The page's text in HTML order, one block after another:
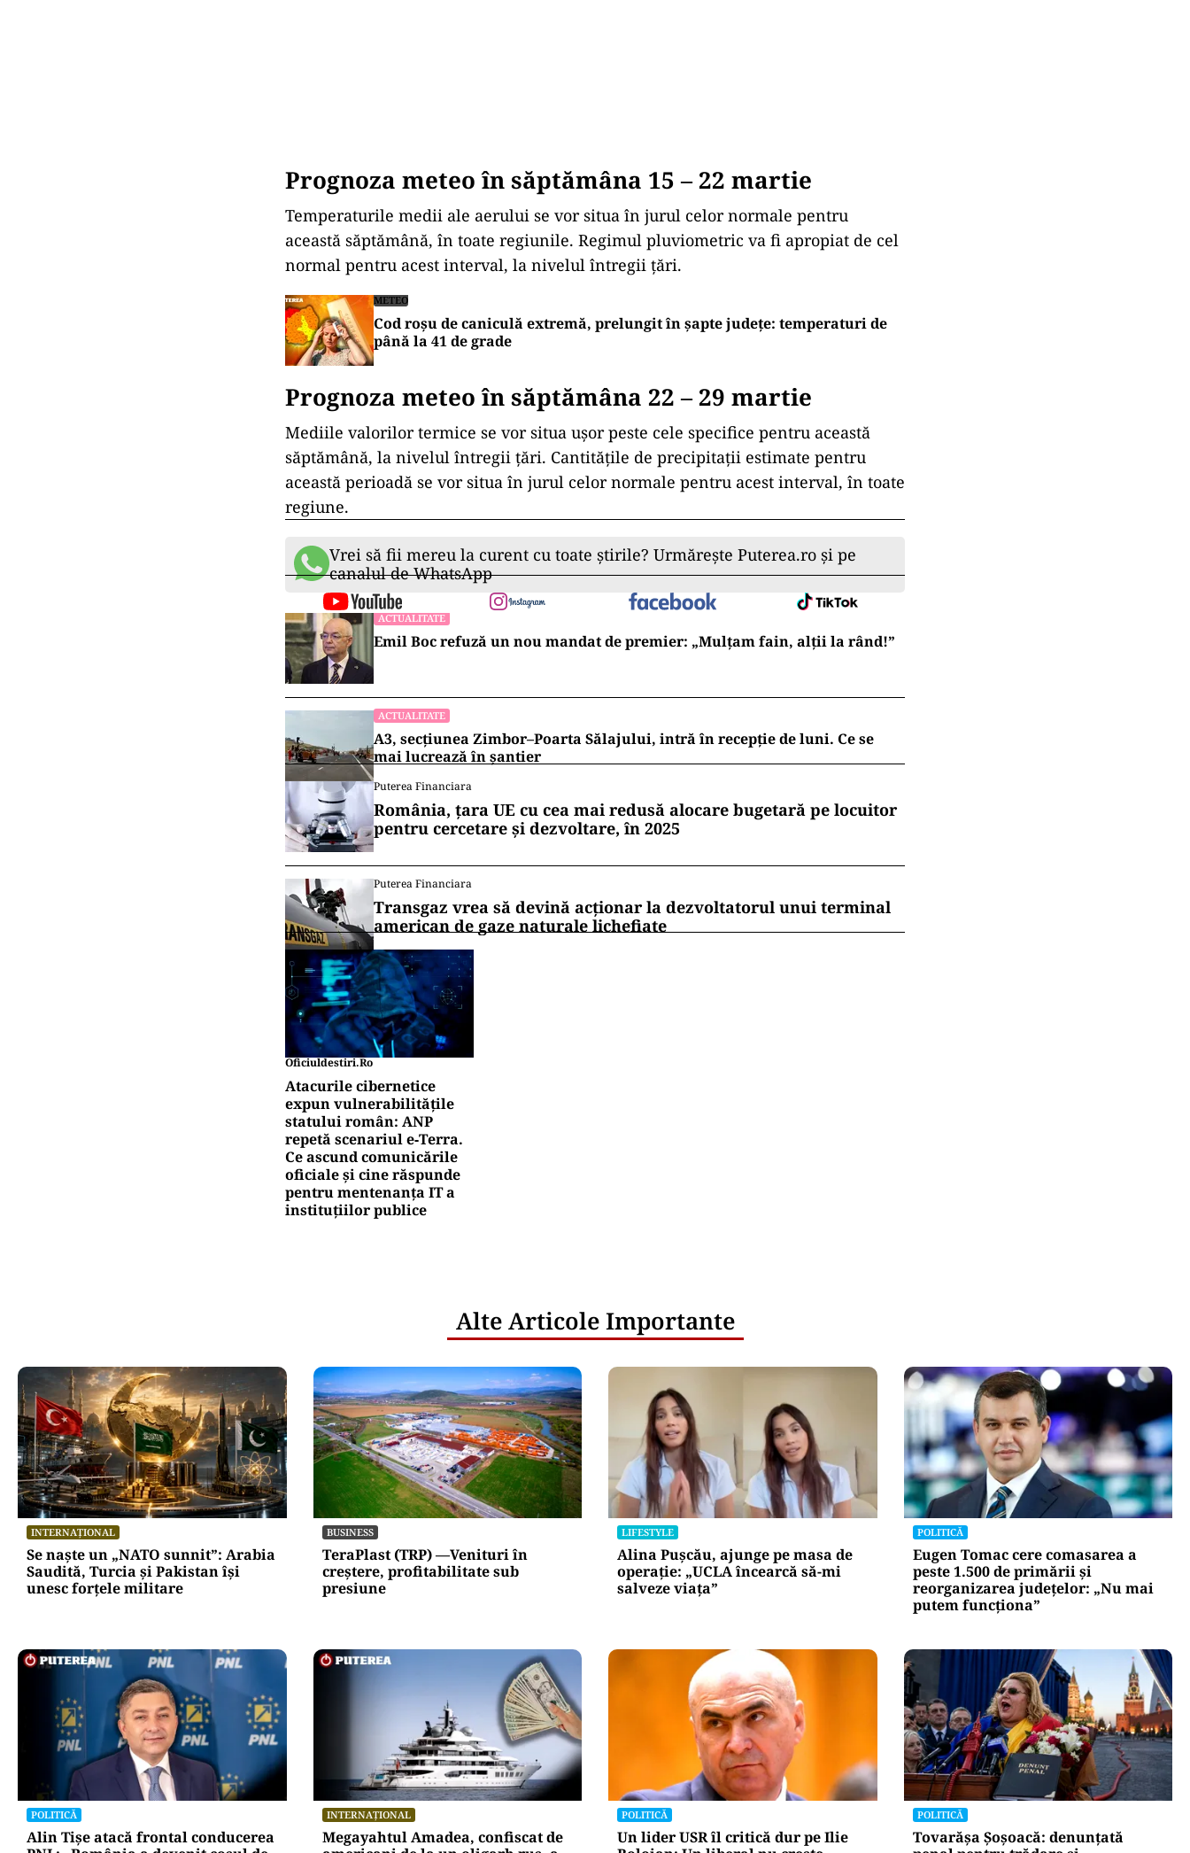
Prognoza meteo în săptămâna 15 – 22 martie
Temperaturile medii ale aerului se vor situa în jurul celor normale pentru
această săptămână, în toate regiunile. Regimul pluviometric va fi apropiat de cel
normal pentru acest interval, la nivelul întregii țări.
METEO
Cod roșu de caniculă extremă, prelungit în șapte județe: temperaturi de
până la 41 de grade
Prognoza meteo în săptămâna 22 – 29 martie
Mediile valorilor termice se vor situa ușor peste cele specifice pentru această
săptămână, la nivelul întregii țări. Cantitățile de precipitații estimate pentru
această perioadă se vor situa în jurul celor normale pentru acest interval, în toate
regiune.
Vrei să fii mereu la curent cu toate știrile? Urmărește Puterea.ro și pe
canalul de WhatsApp
ACTUALITATE
Emil Boc refuză un nou mandat de premier: „Mulțam fain, alții la rând!”
ACTUALITATE
A3, secțiunea Zimbor–Poarta Sălajului, intră în recepție de luni. Ce se
mai lucrează în șantier
Puterea Financiara
România, țara UE cu cea mai redusă alocare bugetară pe locuitor
pentru cercetare și dezvoltare, în 2025
Puterea Financiara
Transgaz vrea să devină acționar la dezvoltatorul unui terminal
american de gaze naturale lichefiate
Oficiuldestiri.ro
Atacurile cibernetice
expun vulnerabilitățile
statului român: ANP
repetă scenariul e‑Terra.
Ce ascund comunicările
oficiale și cine răspunde
pentru mentenanța IT a
instituțiilor publice
Alte Articole Importante
INTERNAȚIONAL
Se naște un „NATO sunnit”: Arabia
Saudită, Turcia și Pakistan își
unesc forțele militare
BUSINESS
TeraPlast (TRP) —Venituri în
creștere, profitabilitate sub
presiune
LIFESTYLE
Alina Pușcău, ajunge pe masa de
operație: „UCLA încearcă să-mi
salveze viața”
POLITICĂ
Eugen Tomac cere comasarea a
peste 1.500 de primării și
reorganizarea județelor: „Nu mai
putem funcționa”
POLITICĂ
Alin Tișe atacă frontal conducerea
INTERNAȚIONAL
Megayahtul Amadea, confiscat de
POLITICĂ
Un lider USR îl critică dur pe Ilie
POLITICĂ
Tovarășa Șoșoacă: denunțată